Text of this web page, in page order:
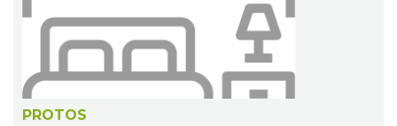
PROTOS